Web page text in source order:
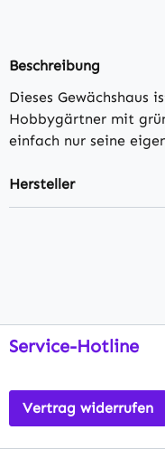
Beschreibung
Dieses
Hobbygärtner mit
einfach nur seine
Hersteller
Service-Hotline
Vertrag widerrufen